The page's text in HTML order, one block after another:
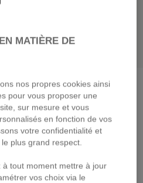
guimauve
75,00 €
faciles
MATIÈRE DE
nos propres cookies ainsi
pour vous proposer une
sur mesure et vous
en fonction de vos
votre confidentialité et
plus grand respect.
à tout moment mettre à jour
vos choix via le